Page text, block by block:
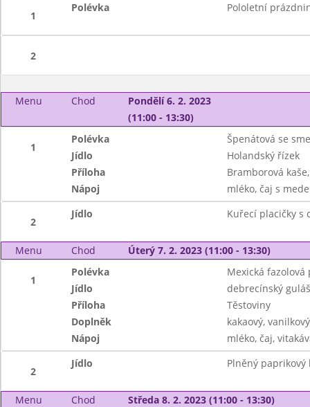
1
Polévka Pololetní
2
Menu Chod
Pondělí 6. 2. 2023
(11:00 - 13:30)
1
Polévka
Špenátová se
Jídlo
Holandský řízek
Příloha
Bramborová
Nápoj
mléko, čaj s
2
Jídlo Kuřecí placičky s
Menu Chod Úterý 7. 2. 2023 (11:00 - 13:30)
1
Polévka
Mexická fazolová
Jídlo
debrecínský guláš
Příloha
Těstoviny
Doplněk
kakaový,
Nápoj
mléko, čaj,
2
Jídlo Plněný paprikový
Menu Chod Středa 8. 2. 2023 (11:00 - 13:30)